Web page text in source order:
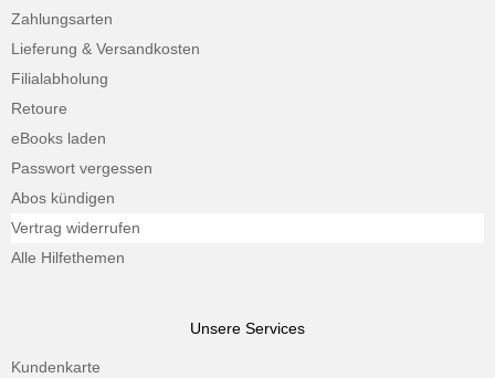
Zahlungsarten
Lieferung & Versandkosten
Filialabholung
Retoure
eBooks laden
Passwort vergessen
Abos kündigen
Vertrag widerrufen
Alle Hilfethemen
Unsere Services
Kundenkarte